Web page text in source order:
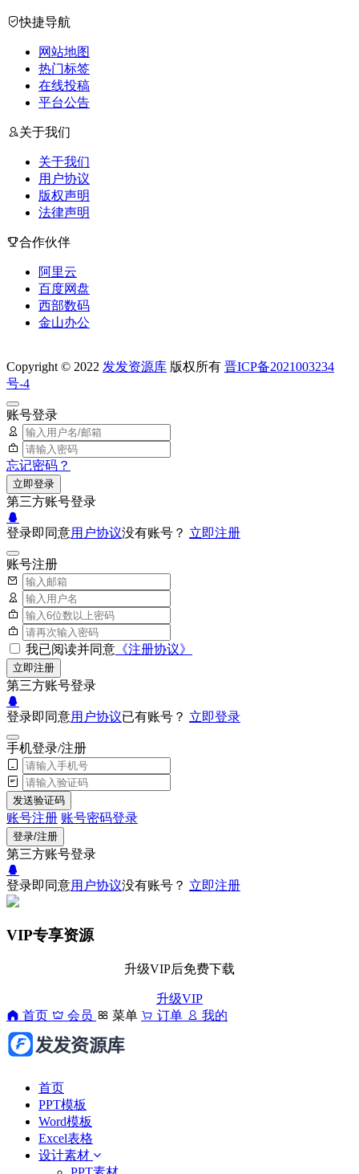
快捷导航
网站地图
热门标签
在线投稿
平台公告
关于我们
关于我们
用户协议
版权声明
法律声明
合作伙伴
阿里云
百度网盘
西部数码
金山办公
Copyright © 2022 发发资源库 版权所有 晋ICP备2021003234
号-4
账号登录
忘记密码？
立即登录
第三方账号登录
登录即同意用户协议没有账号？ 立即注册
账号注册
我已阅读并同意 《注册协议》
立即注册
第三方账号登录
登录即同意用户协议已有账号？ 立即登录
手机登录/注册
发送验证码
账号注册 账号密码登录
登录/注册
第三方账号登录
登录即同意用户协议没有账号？ 立即注册
VIP专享资源
升级VIP后免费下载
升级VIP
首页
会员 菜单 订单 我的
首页
PPT模板
Word模板
Excel表格
设计素材